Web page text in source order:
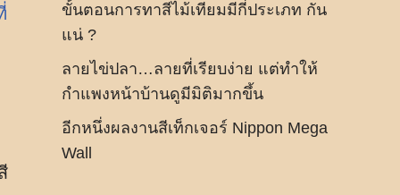
ขั้นตอนการทาสีไม้เทียมมีกี่ประเภท กัน
แน่ ?
ลายไข่ปลา…ลายที่เรียบง่าย แต่ทำให้
กำแพงหน้าบ้านดูมีมิติมากขึ้น
อีกหนึ่งผลงานสีเท็กเจอร์ Nippon Mega
Wall